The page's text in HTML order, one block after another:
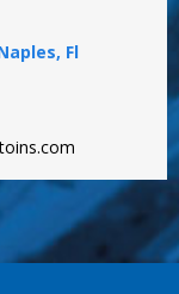
Fl